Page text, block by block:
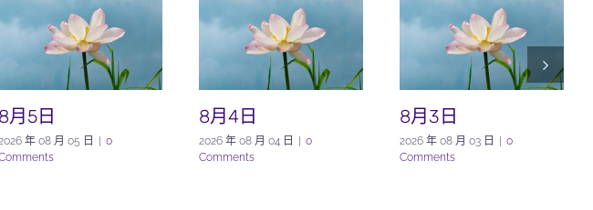
8月5日
年 08 月 05 日 | 0
8月4日
2026 年 08 月 04 日 | 0
Comments
8月3日
2026 年 08 月 03 日 | 0
Comments